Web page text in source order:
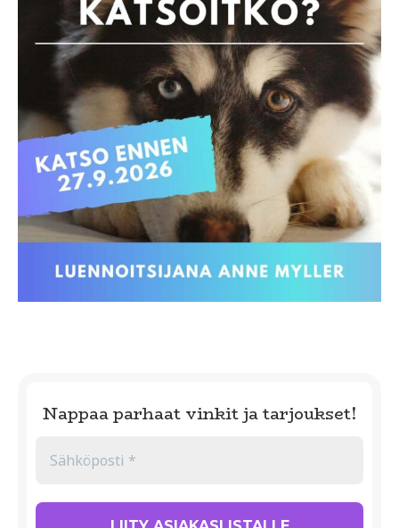
Nappaa parhaat vinkit ja tarjoukset!